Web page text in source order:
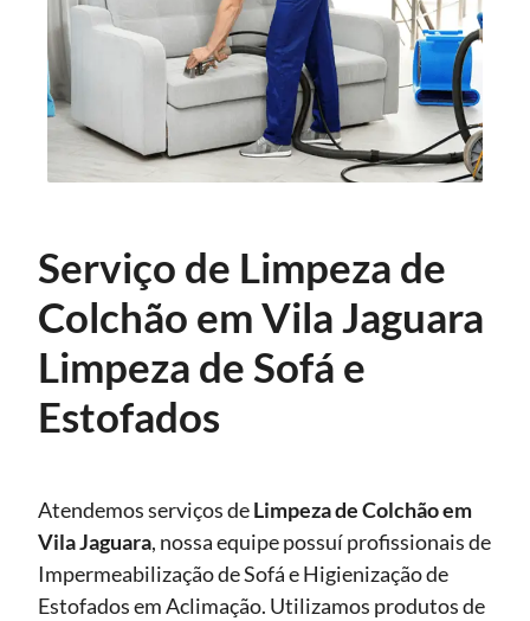
Serviço de Limpeza de
Colchão em Vila Jaguara
Limpeza de Sofá e
Estofados
Atendemos serviços deLimpeza de Colchão em
Vila Jaguara, nossa equipe possuí profissionais de
Impermeabilização de Sofá e Higienização de
Estofados em Aclimação. Utilizamos produtos de